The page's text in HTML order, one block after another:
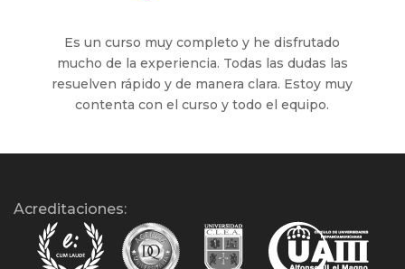
Es un curso muy completo y he disfrutado
mucho de la experiencia. Todas las dudas las
resuelven rápido y de manera clara. Estoy muy
contenta con el curso y todo el equipo.
Acreditaciones: